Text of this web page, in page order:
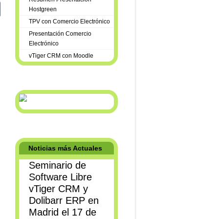
Desarrollo Ecommerce con Prestashop
Hostgreen
TPV con Comercio Electrónico
Presentación Comercio
Electrónico
vTiger CRM con Moodle
Noticias más Actuales
Seminario de
Software Libre
vTiger CRM y
Dolibarr ERP en
Madrid el 17 de